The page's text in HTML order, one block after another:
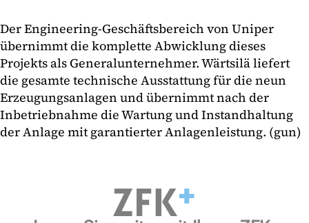
Der Engineering-Geschäftsbereich von Uniper
übernimmt die komplette Abwicklung dieses
Projekts als Generalunternehmer. Wärtsilä liefert
die gesamte technische Ausstattung für die neun
Erzeugungsanlagen und übernimmt nach der
Inbetriebnahme die Wartung und Instandhaltung
der Anlage mit garantierter Anlagenleistung. (gun)